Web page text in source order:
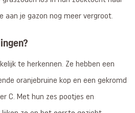
aan je gazon nog meer vergroot.
te herkennen. Ze hebben een
oranjebruine kop en een gekromd
C. Met hun zes pootjes en